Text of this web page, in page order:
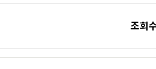
조회